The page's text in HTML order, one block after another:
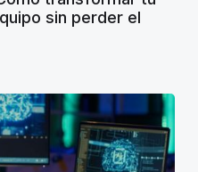
sin perder el